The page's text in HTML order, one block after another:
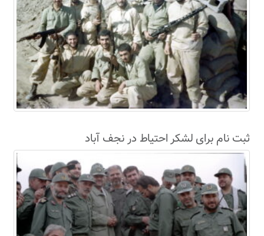
ثبت نام برای لشکر احتیاط در نجف آباد